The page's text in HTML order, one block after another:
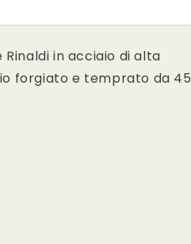
in acciaio di alta
forgiato e temprato da 45